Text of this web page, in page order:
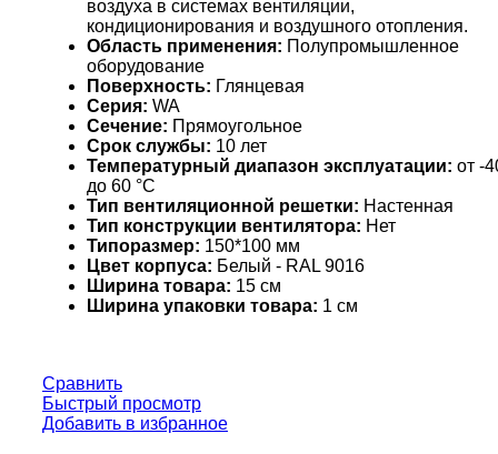
воздуха в системах вентиляции,
кондиционирования и воздушного отопления.
Область применения: Полупромышленное
оборудование
Поверхность: Глянцевая
Серия: WA
Сечение: Прямоугольное
Срок службы: 10 лет
Температурный диапазон эксплуатации: от -
до 60 °С
Тип вентиляционной решетки: Настенная
Тип конструкции вентилятора: Нет
Типоразмер: 150*100 мм
Цвет корпуса: Белый - RAL 9016
Ширина товара: 15 см
Ширина упаковки товара: 1 см
Сравнить
Быстрый просмотр
Добавить в избранное